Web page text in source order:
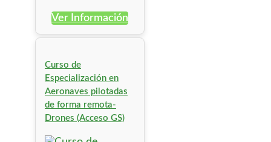
Ver Información
Curso de
Especialización en
Aeronaves pilotadas
de forma remota-
Drones (Acceso GS)